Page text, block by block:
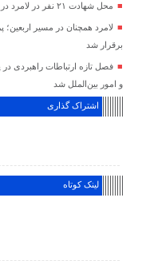
محل شهادت ۲۱ نفر در لامرد در مسیر ثبت ملی قرار گرفت
لامرد همچنان در مسیر
برقرار شد
فصل تازه ارتباطات راهبردی
و امور بین‌الملل شد
اشتراک گذاری
لینک کوتاه